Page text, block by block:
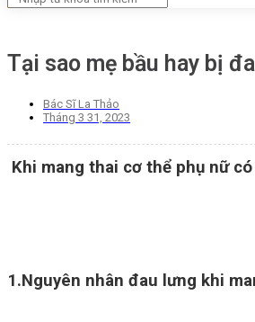
Tại sao mẹ bầu hay bị
Bác Sĩ La Thảo
Tháng 3 31, 2023
Khi mang thai cơ thể phụ nữ
1.Nguyên nhân đau lưng khi